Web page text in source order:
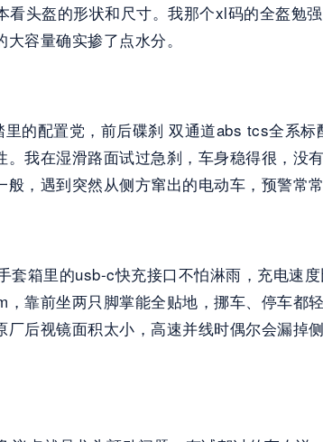
头盔的形状和尺寸。我那个xl码的全盔
容量确实掺了点水分。
的配置党，前后碟刹 双通道abs tcs全系
我在湿滑路面试过急刹，车身稳得很，
，遇到突然从侧方窜出的电动车，预警常
套箱里的usb-c快充接口不怕淋雨，充电速
靠前坐两只脚掌能全贴地，挪车、停车
后视镜面积太小，高速并线时偶尔会漏